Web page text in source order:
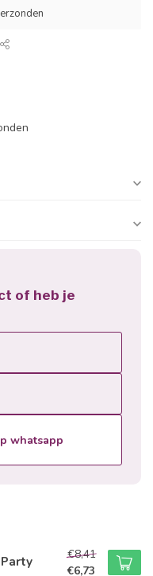
of heb je
whatsapp
€8,41
€6,73